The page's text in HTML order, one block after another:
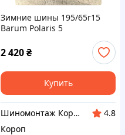
Зимние шины 195/65r15
Barum Polaris 5
2 420₴
Купить
Шиномонтаж Короп
4.8
Короп